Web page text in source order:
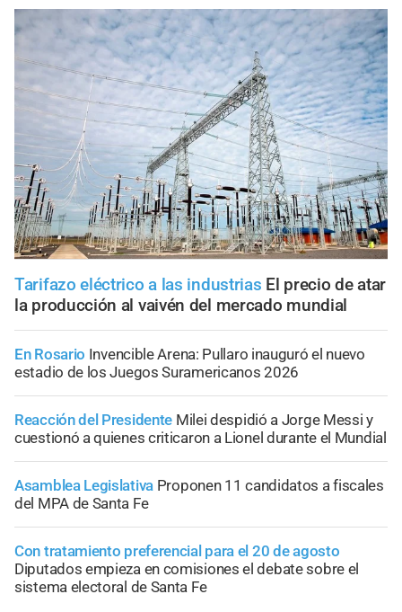
Tarifazo eléctrico a las industrias El precio de atar
la producción al vaivén del mercado mundial
En Rosario Invencible Arena: Pullaro inauguró el nuevo
estadio de los Juegos Suramericanos 2026
Reacción del Presidente Milei despidió a Jorge Messi y
cuestionó a quienes criticaron a Lionel durante el Mundial
Asamblea Legislativa Proponen 11 candidatos a fiscales
del MPA de Santa Fe
Con tratamiento preferencial para el 20 de agosto
Diputados empieza en comisiones el debate sobre el
sistema electoral de Santa Fe